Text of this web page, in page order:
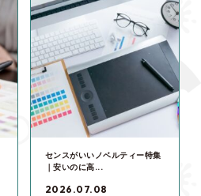
センスがいいノベルティー特集
｜安いのに高...
2026.07.08